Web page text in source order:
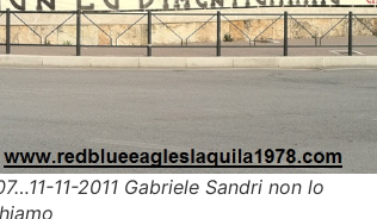
11-2011 Gabriele Sandri non lo